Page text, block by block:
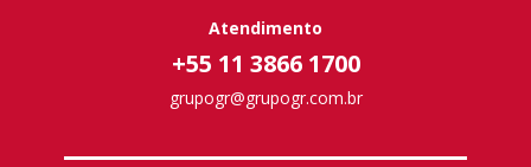
Atendimento
+55 11 3866 1700
grupogr@grupogr.com.br